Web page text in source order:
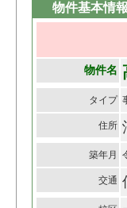
物件基本情報
物件名
タイプ
住所
築年月
交通